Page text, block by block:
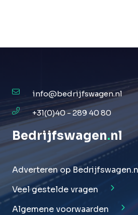
info@bedrijfswagen.nl
+31(0)40 - 289 40 80
Bedrijfswagen.nl
Adverteren op
Veel gestelde vragen
Algemene voorwaarden